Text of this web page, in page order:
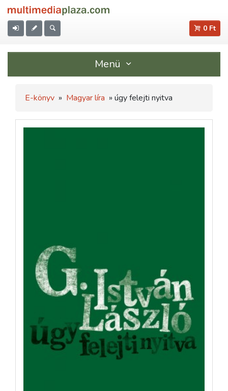
0 Ft
Menü
E-könyv » Magyar líra » úgy felejti nyitva